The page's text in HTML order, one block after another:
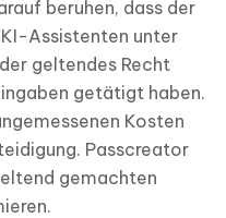
beruhen, dass der
Assistenten unter
geltendes Recht
getätigt haben.
Kosten
Passcreator
gemachten